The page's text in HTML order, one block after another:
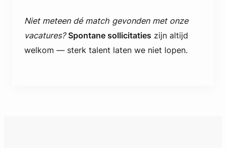
Niet meteen dé match gevonden met onze
vacatures? Spontane sollicitaties zijn altijd
welkom — sterk talent laten we niet lopen.